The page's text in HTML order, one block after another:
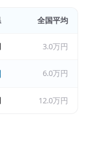
全国平均
3.0万円
6.0万円
12.0万円